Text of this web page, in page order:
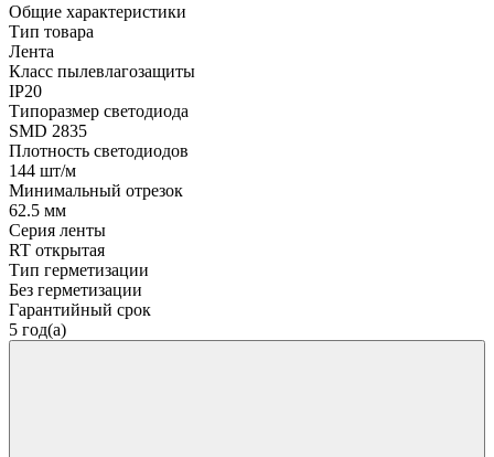
Общие характеристики
Тип товара
Лента
Класс пылевлагозащиты
IP20
Типоразмер светодиода
SMD 2835
Плотность светодиодов
144 шт/м
Минимальный отрезок
62.5 мм
Серия ленты
RT открытая
Тип герметизации
Без герметизации
Гарантийный срок
5 год(а)